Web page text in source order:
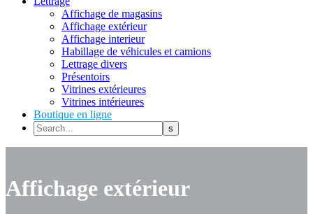
Affichage de magasins
Affichage extérieur
Affichage interieur
Habillage de véhicules et camions
Lettrage divers
Présentoirs
Vitrines extérieures
Vitrines intérieures
Boutique en ligne
Affichage extérieur